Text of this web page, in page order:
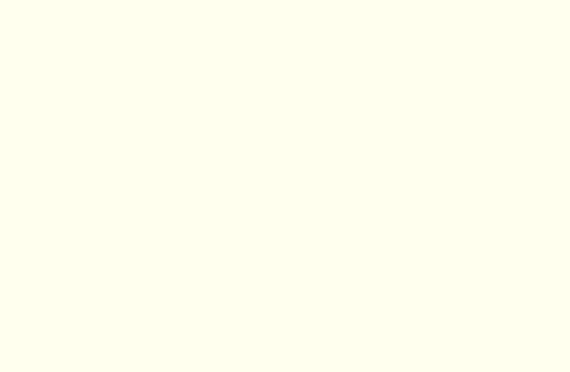
= \frac{1}{12}
= 1